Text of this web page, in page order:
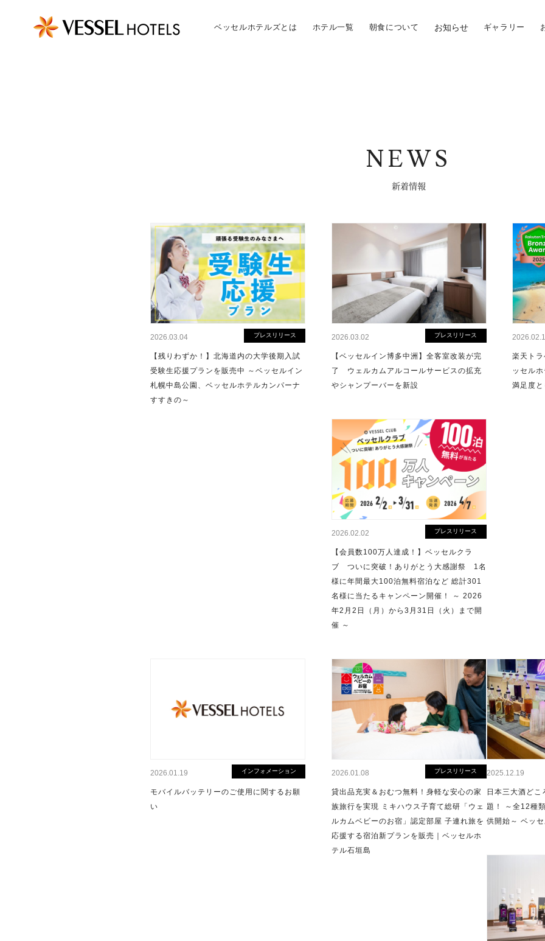
ベッセルホテルズとは ホテル一覧 朝食について お知らせ ギャラリー
NEWS
新着情報
2026.03.04 プレスリリース
【残りわずか！】北海道内の大学後期入試
受験生応援プランを販売中 ～ベッセルイン
札幌中島公園、ベッセルホテルカンパーナ
すすきの～
2026.03.02 プレスリリース
【ベッセルイン博多中洲】全客室改装が完
了 ウェルカムアルコールサービスの拡充
やシャンプーバーを新設
楽天ト
ッセル
満足度と
2026.02.02 プレスリリース
【会員数100万人達成！】ベッセルクラ
ブ ついに突破！ありがとう大感謝祭 1名
様に年間最大100泊無料宿泊など 総計301
名様に当たるキャンペーン開催！ ～ 2026
年2月2日（月）から3月31日（火）まで開
催 ～
2026.01.19 インフォメーション
モバイルバッテリーのご使用に関するお願
い
2026.01.08 プレスリリース
貸出品充実＆おむつ無料！身軽な安心の家
族旅行を実現 ミキハウス子育て総研「ウェ
ルカムベビーのお宿」認定部屋 子連れ旅を
応援する宿泊新プランを販売｜ベッセルホ
テル石垣島
2025.12.19
日本三大酒ど
題！ ～全12種
供開始～ ベッ